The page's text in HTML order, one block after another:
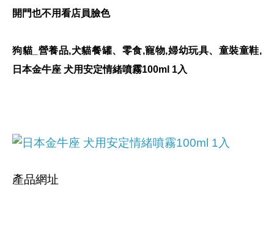
開門也不用看店員臉色
狗貓_營養品,犬貓餐罐、零食,寵物,婦幼玩具、童裝童鞋,
日本金牛座 犬用安定情緒噴霧100ml 1入
產品網址